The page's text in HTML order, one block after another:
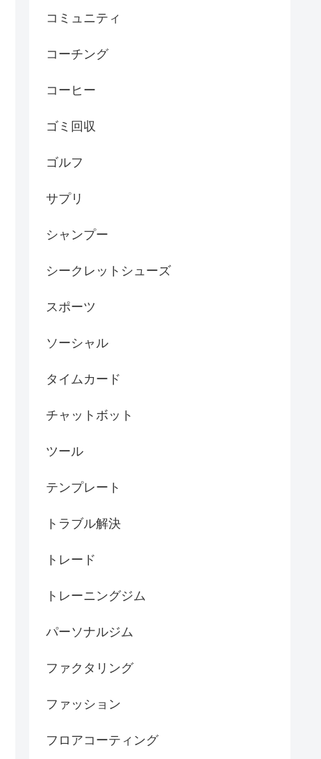
コミュニティ
コーチング
コーヒー
ゴミ回収
ゴルフ
サプリ
シャンプー
シークレットシューズ
スポーツ
ソーシャル
タイムカード
チャットボット
ツール
テンプレート
トラブル解決
トレード
トレーニングジム
パーソナルジム
ファクタリング
ファッション
フロアコーティング